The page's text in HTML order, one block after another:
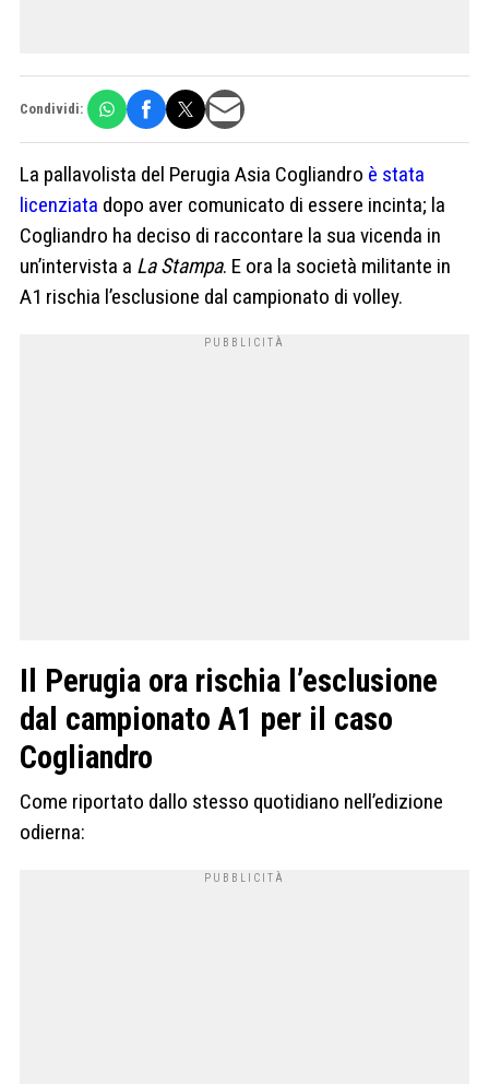
Condividi:
La pallavolista del Perugia Asia Cogliandro è stata
licenziata dopo aver comunicato di essere incinta; la
Cogliandro ha deciso di raccontare la sua vicenda in
un’intervista a La Stampa. E ora la società militante in
A1 rischia l’esclusione dal campionato di volley.
Il Perugia ora rischia l’esclusione
dal campionato A1 per il caso
Cogliandro
Come riportato dallo stesso quotidiano nell’edizione
odierna: